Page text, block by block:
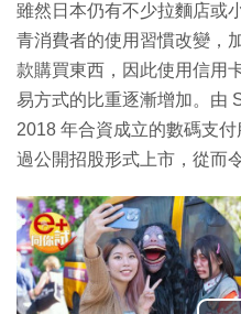
雖然日本仍有不少拉麵店或
青消費者的使用習慣改變，
款購買東西，因此使用信用
易方式的比重逐漸增加。由
2018 年合資成立的數碼支
過公開招股形式上市，從而